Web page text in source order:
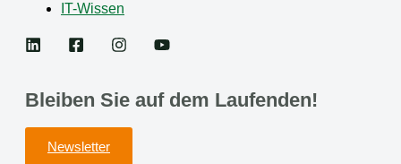
IT-Wissen
Bleiben Sie auf dem Laufenden!
Newsletter